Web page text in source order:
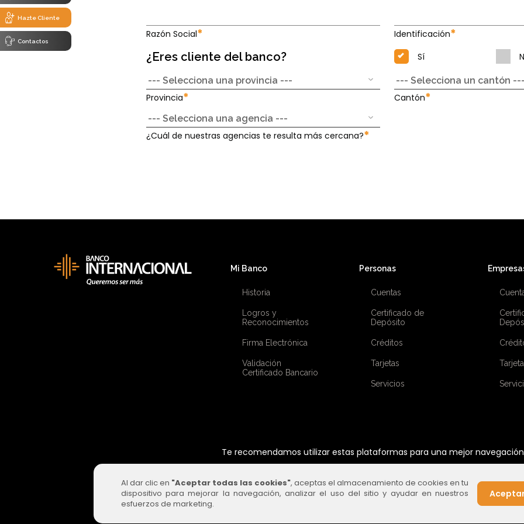
Hazte Cliente
Contactos
Razón Social* Identificación*
¿Eres cliente del banco? Sí
Provincia* Cantón*
¿Cuál de nuestras agencias te resulta más cercana?*
Mi Banco
Historia
Logros y
Reconocimientos
Firma Electrónica
Validación
Certificado Bancario
Personas
Cuentas
Certificado de
Depósito
Créditos
Tarjetas
Servicios
Te recomendamos utilizar estas plataformas para una mejor
Al dar clic en "Aceptar todas las cookies", aceptas el almacenamiento de cookies en tu
dispositivo para mejorar la navegación, analizar el uso del sitio y ayudar en nuestros
esfuerzos de marketing.